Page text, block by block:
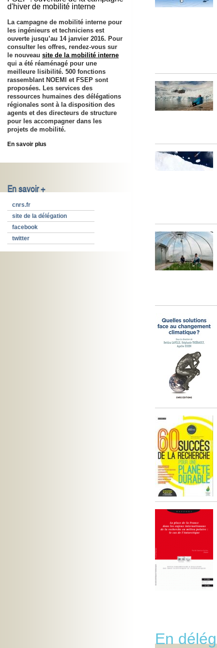
d'hiver de mobilité interne
La campagne de mobilité interne pour
les ingénieurs et techniciens est
ouverte jusqu’au 14 janvier 2016. Pour
consulter les offres, rendez-vous sur
le nouveau site de la mobilité interne
qui a été réaménagé pour une
meilleure lisibilité. 500 fonctions
rassemblant NOEMI et FSEP sont
proposées. Les services des
ressources humaines des délégations
régionales sont à la disposition des
agents et des directeurs de structure
pour les accompagner dans les
projets de mobilité.
En savoir plus
En savoir +
cnrs.fr
site de la délégation
facebook
twitter
En